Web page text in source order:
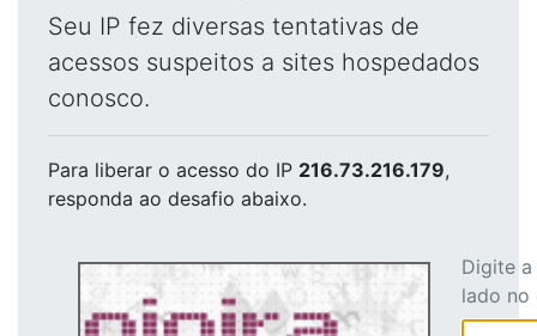
Seu IP fez diversas tentativas de
acessos suspeitos a sites hospedados
conosco.
Para liberar o acesso do IP 216.73.216.179,
responda ao desafio abaixo.
Digite
lado no